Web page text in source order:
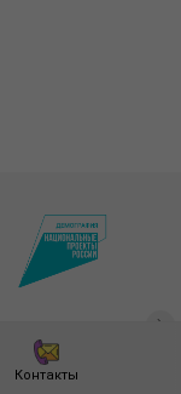
Контакты